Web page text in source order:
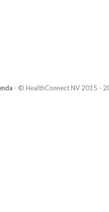
- © HealthConnect NV 2015 -